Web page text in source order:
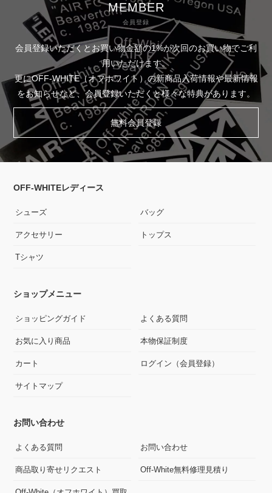
MEMBER
会員登録
会員登録いただくとお買い物金額の1%が次回のお買い物でご利
用いただけます。
更にOFF-WHITE（オフホワイト）の新商品入荷情報や最新情報
をお知らせなど、会員登録いただくと様々な特典があります。
無料会員登録
OFF-WHITEレディース
シューズ バッグ
アクセサリー トップス
Tシャツ
ショップメニュー
ショッピングガイド よくある質問
お気に入り商品 本物保証制度
カート ログイン（会員登録）
サイトマップ
お問い合わせ
よくある質問 お問い合わせ
商品取り寄せリクエスト Off-White無料修理見積り